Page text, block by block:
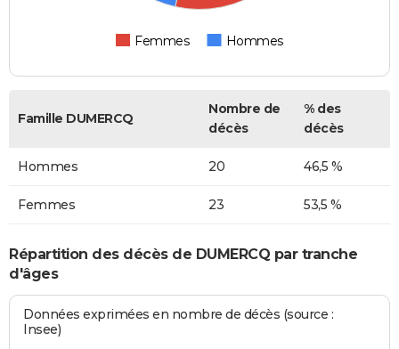
Femmes Hommes
Famille DUMERCQ
Nombre de
décès
% des
décès
Hommes 20 46,5 %
Femmes 23 53,5 %
Répartition des décès de DUMERCQ par tranche
d'âges
Données exprimées en nombre de décès (source :
Insee)